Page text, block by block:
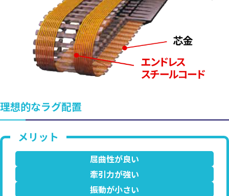
理想的なラグ配置
屈曲性が良い
牽引力が強い
振動が小さい